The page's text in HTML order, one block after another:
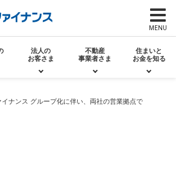
法人の
お客さま
不動産
事業者さま
住まいと
お金を知る
ナンス グループ化に伴い、両社の営業拠点で